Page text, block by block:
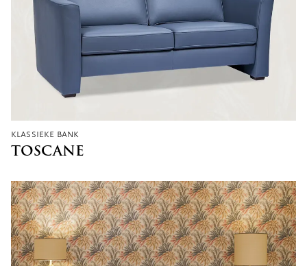
klassieke bank
TOSCANE